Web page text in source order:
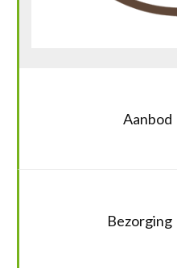
Aanbod
Bezorging